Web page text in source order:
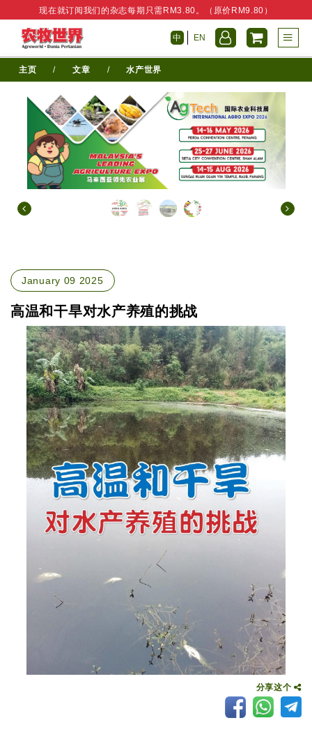
现在就订阅我们的杂志每期只需RM3.80。（原价RM9.80）
中 EN
主页 / 文章 / 水产世界
January 09 2025
高温和干旱对水产养殖的挑战
分享这个